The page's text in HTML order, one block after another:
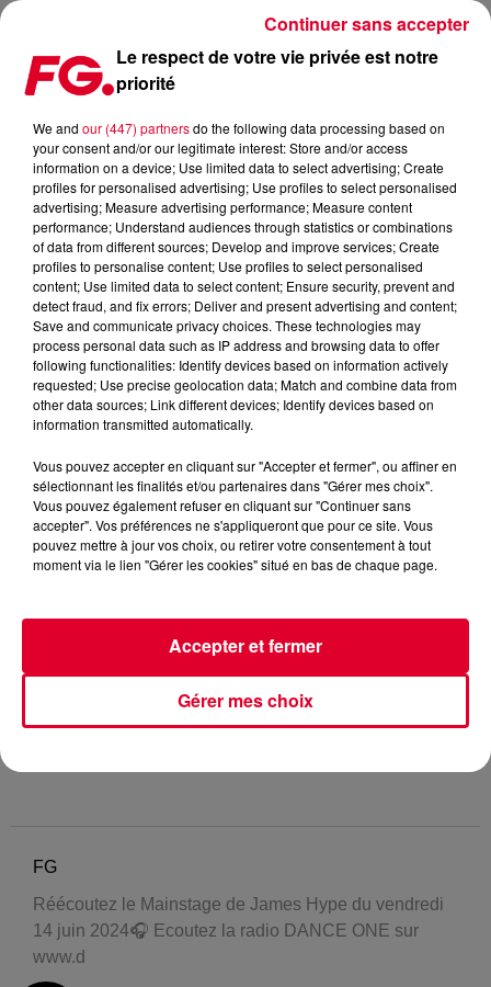
MAINSTAGE : JAMES HYPE
FG
Réécoutez le Mainstage de James Hype du vendredi
14 juin 2024🎧 Ecoutez la radio DANCE ONE sur
www.d
Le respect de votre vie privée est notre
priorité
We and our (447) partnersdo the following data processing based on
your consent and/or our legitimate interest: Store and/or access
information on a device; Use limited data to select advertising; Create
profiles for personalised advertising; Use profiles to select personalised
advertising; Measure advertising performance; Measure content
performance; Understand audiences through statistics or combinations
of data from different sources; Develop and improve services; Create
profiles to personalise content; Use profiles to select personalised
content; Use limited data to select content; Ensure security, prevent and
detect fraud, and fix errors; Deliver and present advertising and content;
Save and communicate privacy choices. These technologies may
process personal data such as IP address and browsing data to offer
following functionalities: Identify devices based on information actively
requested; Use precise geolocation data; Match and combine data from
other data sources; Link different devices; Identify devices based on
information transmitted automatically.
Vous pouvez accepter en cliquant sur "Accepter et fermer", ou affiner en
sélectionnant les finalités et/ou partenaires dans "Gérer mes choix".
Vous pouvez également refuser en cliquant sur "Continuer sans
accepter". Vos préférences ne s'appliqueront que pour ce site. Vous
pouvez mettre à jour vos choix, ou retirer votre consentement à tout
moment via le lien "Gérer les cookies" situé en bas de chaque page.
Gérer mes choix
Accepter et fermer
Continuer sans accepter